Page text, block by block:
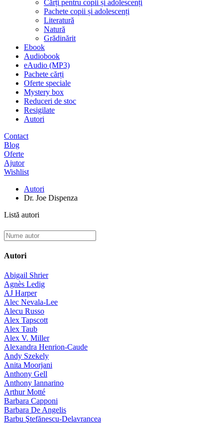
Cărți pentru copii și adolescenți
Pachete copii și adolescenți
Literatură
Natură
Grădinărit
Ebook
Audiobook
eAudio (MP3)
Pachete cărți
Oferte speciale
Mystery box
Reduceri de stoc
Resigilate
Autori
Contact
Blog
Oferte
Ajutor
Wishlist
Autori
Dr. Joe Dispenza
Listă autori
Autori
Abigail Shrier
Agnès Ledig
AJ Harper
Alec Nevala-Lee
Alecu Russo
Alex Tapscott
Alex Taub
Alex V. Miller
Alexandra Henrion-Caude
Andy Szekely
Anita Moorjani
Anthony Gell
Anthony Iannarino
Arthur Motté
Barbara Capponi
Barbara De Angelis
Barbu Ştefănescu-Delavrancea